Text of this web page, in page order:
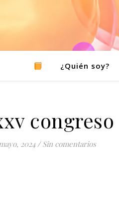
¿Quién soy?
congreso
2024 / Sin comentarios